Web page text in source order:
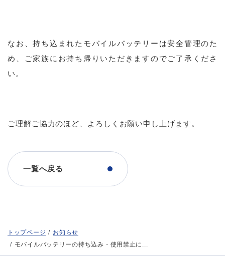
なお、持ち込まれたモバイルバッテリーは安全管理のた
め、ご家族にお持ち帰りいただきますのでご了承くださ
い。
ご理解ご協力のほど、よろしくお願い申し上げます。
一覧へ戻る
トップページ
お知らせ
モバイルバッテリーの持ち込み・使用禁止に...